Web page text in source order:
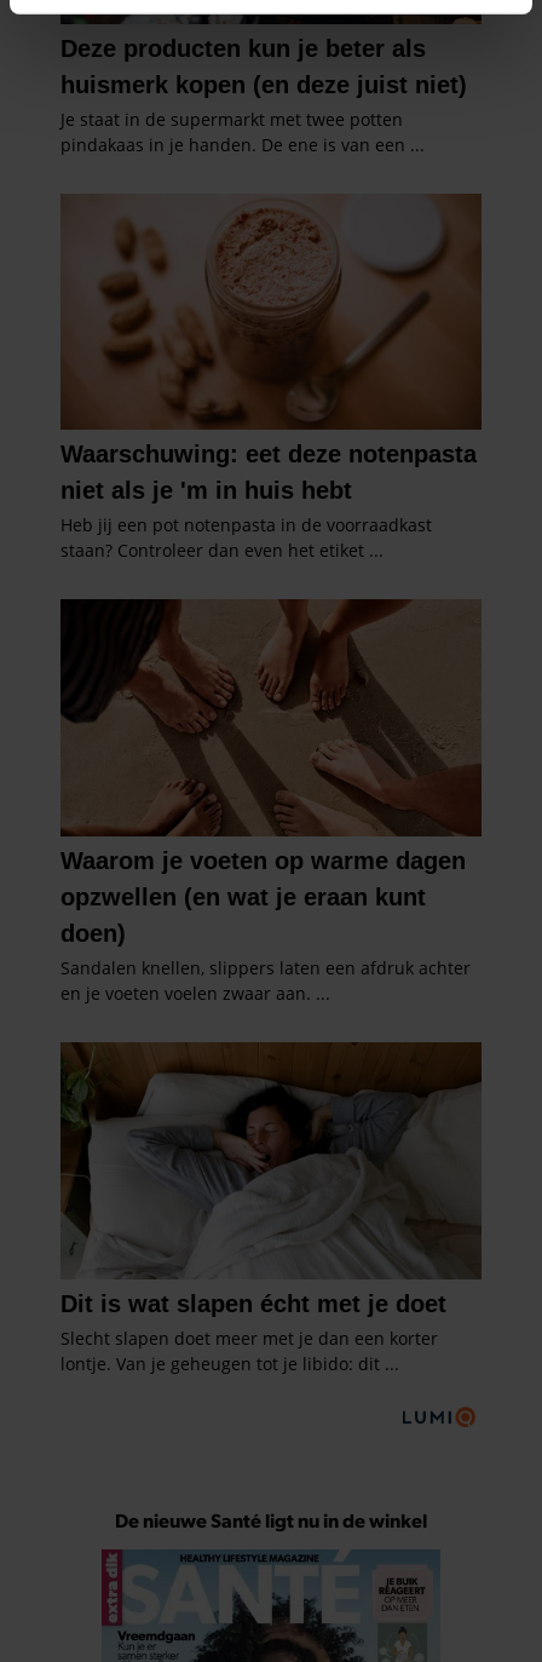
intrekken in de Cookieverklaring.
personaliseren, om functies voor social media te bieden
en om ons websiteverkeer te analyseren. Ook delen we
informatie over uw gebruik van onze site met onze
partners kunnen deze gegevens combineren met andere
informatie die u aan ze heeft verstrekt of die ze hebben
verzameld op basis van uw gebruik van hun services. U
gaat akkoord met onze cookies als u onze website blijft
De nieuwe Santé ligt nu in de winkel